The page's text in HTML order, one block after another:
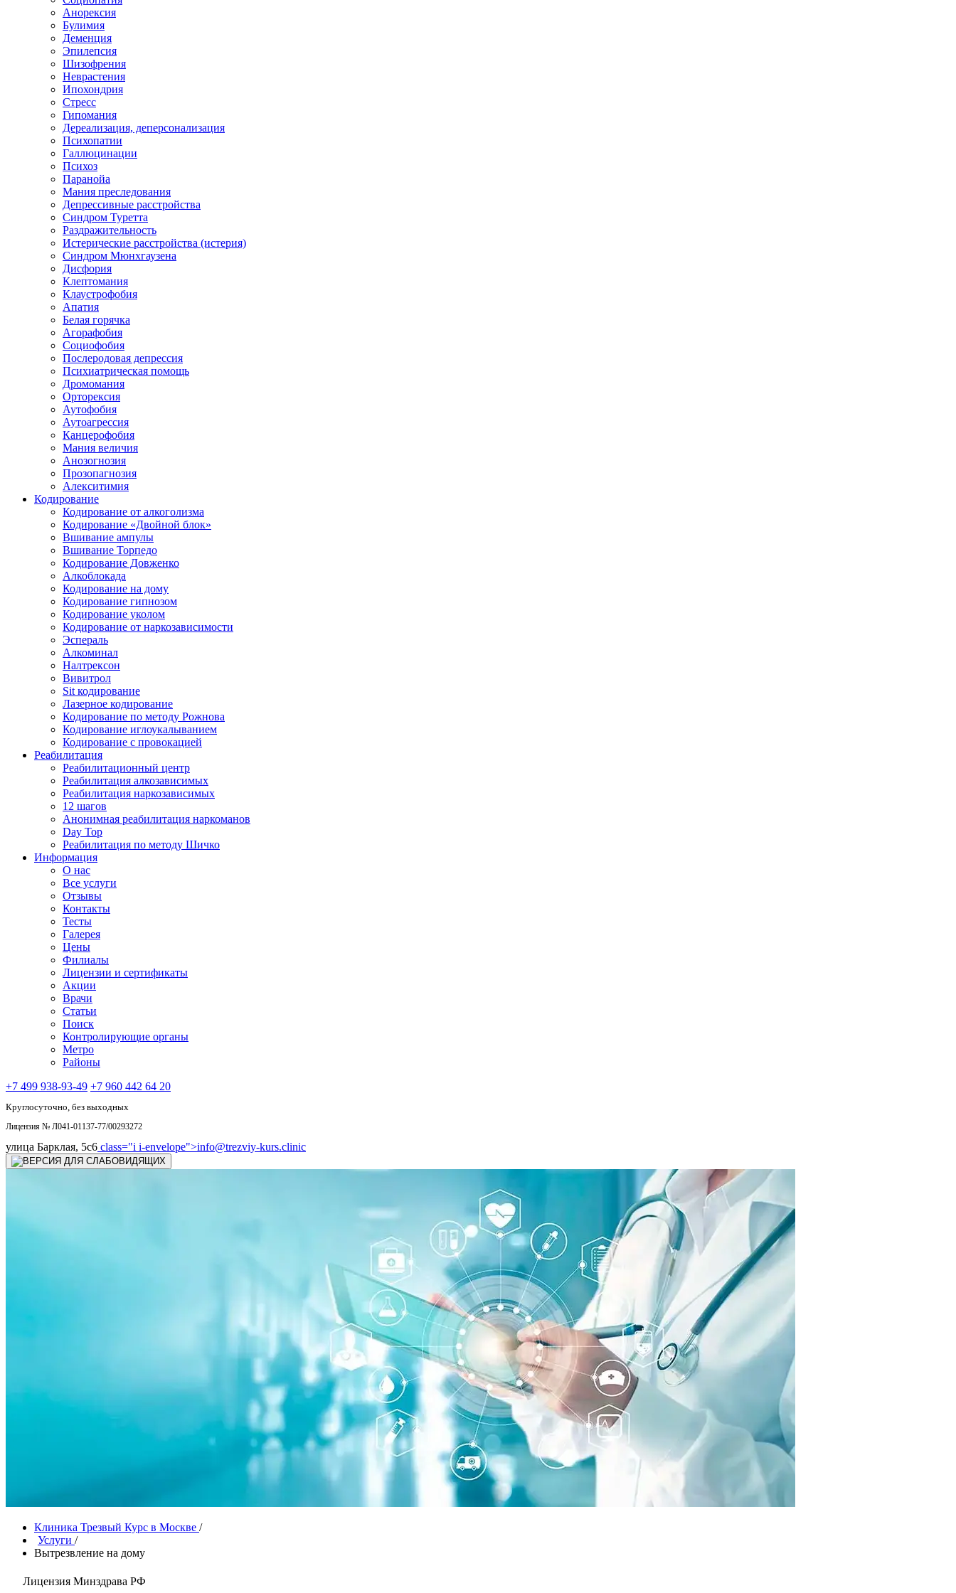
Анорексия
Булимия
Деменция
Эпилепсия
Шизофрения
Неврастения
Ипохондрия
Стресс
Гипомания
Дереализация, деперсонализация
Психопатии
Галлюцинации
Психоз
Паранойа
Мания преследования
Депрессивные расстройства
Синдром Туретта
Раздражительность
Истерические расстройства (истерия)
Синдром Мюнхгаузена
Дисфория
Клептомания
Клаустрофобия
Апатия
Белая горячка
Агорафобия
Социофобия
Послеродовая депрессия
Психиатрическая помощь
Дромомания
Орторексия
Аутофобия
Аутоагрессия
Канцерофобия
Мания величия
Анозогнозия
Прозопагнозия
Алекситимия
Кодирование
Кодирование от алкоголизма
Кодирование «Двойной блок»
Вшивание ампулы
Вшивание Торпедо
Кодирование Довженко
Алкоблокада
Кодирование на дому
Кодирование гипнозом
Кодирование уколом
Кодирование от наркозависимости
Эспераль
Алкоминал
Налтрексон
Вивитрол
Sit кодирование
Лазерное кодирование
Кодирование по методу Рожнова
Кодирование иглоукалыванием
Кодирование с провокацией
Реабилитация
Реабилитационный центр
Реабилитация алкозависимых
Реабилитация наркозависимых
12 шагов
Анонимная реабилитация наркоманов
Day Top
Реабилитация по методу Шичко
Информация
О нас
Все услуги
Отзывы
Контакты
Тесты
Галерея
Цены
Филиалы
Лицензии и сертификаты
Акции
Врачи
Статьи
Поиск
Контролирующие органы
Метро
Районы
+7 499 938-93-49 +7 960 442 64 20
Круглосуточно, без выходных
Лицензия № Л041-01137-77/00293272
улица Барклая, 5с6 class="i i-envelope">info@trezviy-kurs.clinic
Клиника Трезвый Курс в Москве /
Услуги /
Вытрезвление на дому
Лицензия Минздрава РФ